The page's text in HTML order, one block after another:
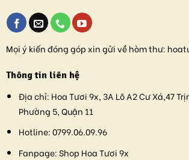
Mọi ý kiến đóng góp xin gửi về hòm thư:
Thông tin liên hệ
Địa chỉ: Hoa Tươi 9x, 3A Lô A2 Cư Xá,47
Phường 5, Quận 11
Hotline:0799.06.09.96
Fanpage:Shop Hoa Tươi 9x